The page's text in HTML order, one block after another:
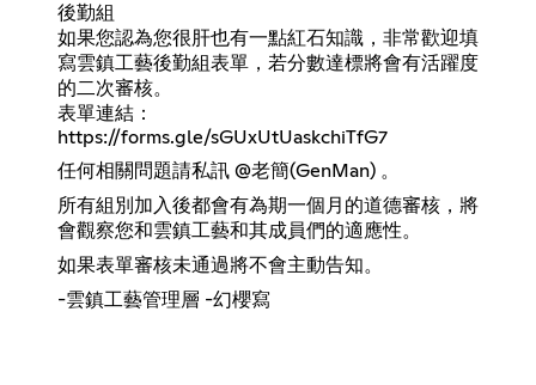
後勤組
如果您認為您很肝也有一點紅石知識，非常歡迎填
寫雲鎮工藝後勤組表單，若分數達標將會有活躍度
的二次審核。
表單連結：
https://forms.gle/sGUxUtUaskchiTfG7
任何相關問題請私訊 @老簡(GenMan) 。
所有組別加入後都會有為期一個月的道德審核，將
會觀察您和雲鎮工藝和其成員們的適應性。
如果表單審核未通過將不會主動告知。
-雲鎮工藝管理層 -幻櫻寫